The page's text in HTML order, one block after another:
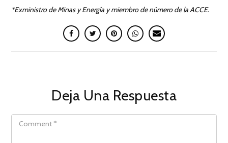
*Exministro de Minas y Energía y miembro de número de la ACCE.
Deja Una Respuesta
COMMENT